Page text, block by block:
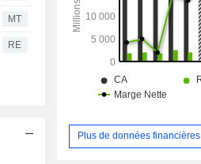
MT
RE
Plus de données financières